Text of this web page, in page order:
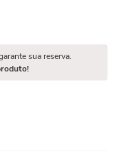
sua reserva.